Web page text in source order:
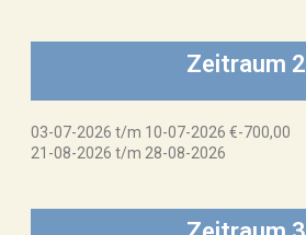
Zeitraum 2
03-07-2026 t/m 10-07-2026 €-700,00
21-08-2026 t/m 28-08-2026